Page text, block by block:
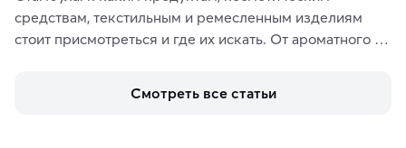
средствам, текстильным и ремесленным изделиям
стоит присмотреться и где их искать. От ароматного
аутентичных лавках — в подарок близким или себе на
Смотреть все статьи